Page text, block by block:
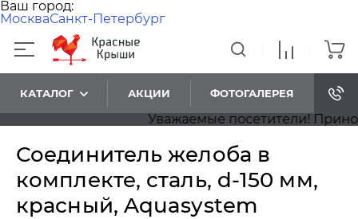
Ваш город:
МоскваСанкт-Петербург
КАТАЛОГ АКЦИИ ФОТОГАЛЕРЕЯ
Уважаемые посетители!
Соединитель желоба в
комплекте, сталь, d-150 мм,
красный, Aquasystem